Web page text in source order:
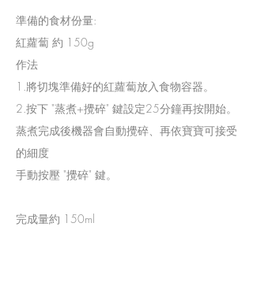
準備的食材份量:
紅蘿蔔 約 150g
作法
1.將切塊準備好的紅蘿蔔放入食物容器。
2.按下 "蒸煮+攪碎" 鍵設定25分鐘再按開始。
蒸煮完成後機器會自動攪碎、再依寶寶可接受
的細度
​手動按壓 "攪碎" 鍵。
完成量約 150ml